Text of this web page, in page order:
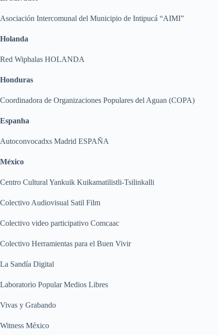
Asociación Intercomunal del Municipio de Intipucá “AIMI”
Holanda
Red Wiphalas HOLANDA
Honduras
Coordinadora de Organizaciones Populares del Aguan (COPA)
Espanha
Autoconvocadxs Madrid ESPAÑA
México
Centro Cultural Yankuik Kuikamatilistli-Tsilinkalli
Colectivo Audiovisual Satil Film
Colectivo video participativo Comcaac
Colectivo Herramientas para el Buen Vivir
La Sandía Digital
Laboratorio Popular Medios Libres
Vivas y Grabando
Witness México